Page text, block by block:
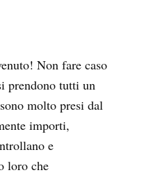
Non fare caso
prendono tutti un
molto presi dal
importi,
e
loro che